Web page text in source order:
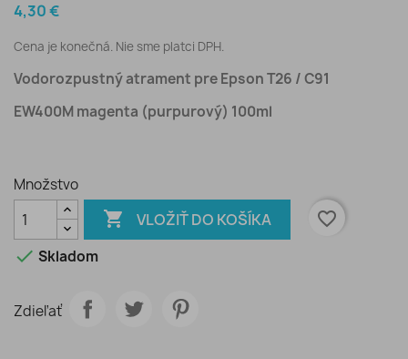
4,30 €
Cena je konečná. Nie sme platci DPH.
Vodorozpustný atrament pre Epson T26 / C91
EW400M magenta (purpurový) 100ml
Množstvo
 VLOŽIŤ DO KOŠÍKA
favorite_border
 Skladom
Zdieľať